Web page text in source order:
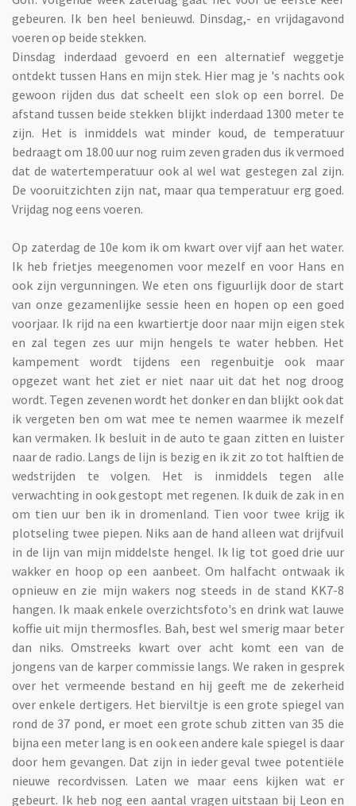
gebeuren. Ik ben heel benieuwd. Dinsdag,- en vrijdagavond
voeren op beide stekken.
Dinsdag inderdaad gevoerd en een alternatief weggetje
ontdekt tussen Hans en mijn stek. Hier mag je 's nachts ook
gewoon rijden dus dat scheelt een slok op een borrel. De
afstand tussen beide stekken blijkt inderdaad 1300 meter te
zijn. Het is inmiddels wat minder koud, de temperatuur
bedraagt om 18.00 uur nog ruim zeven graden dus ik vermoed
dat de watertemperatuur ook al wel wat gestegen zal zijn.
De vooruitzichten zijn nat, maar qua temperatuur erg goed.
Vrijdag nog eens voeren.
Op zaterdag de 10e kom ik om kwart over vijf aan het water.
Ik heb frietjes meegenomen voor mezelf en voor Hans en
ook zijn vergunningen. We eten ons figuurlijk door de start
van onze gezamenlijke sessie heen en hopen op een goed
voorjaar. Ik rijd na een kwartiertje door naar mijn eigen stek
en zal tegen zes uur mijn hengels te water hebben. Het
kampement wordt tijdens een regenbuitje ook maar
opgezet want het ziet er niet naar uit dat het nog droog
wordt. Tegen zevenen wordt het donker en dan blijkt ook dat
ik vergeten ben om wat mee te nemen waarmee ik mezelf
kan vermaken. Ik besluit in de auto te gaan zitten en luister
naar de radio. Langs de lijn is bezig en ik zit zo tot halftien de
wedstrijden te volgen. Het is inmiddels tegen alle
verwachting in ook gestopt met regenen. Ik duik de zak in en
om tien uur ben ik in dromenland. Tien voor twee krijg ik
plotseling twee piepen. Niks aan de hand alleen wat drijfvuil
in de lijn van mijn middelste hengel. Ik lig tot goed drie uur
wakker en hoop op een aanbeet. Om halfacht ontwaak ik
opnieuw en zie mijn wakers nog steeds in de stand KK7-8
hangen. Ik maak enkele overzichtsfoto's en drink wat lauwe
koffie uit mijn thermosfles. Bah, best wel smerig maar beter
dan niks. Omstreeks kwart over acht komt een van de
jongens van de karper commissie langs. We raken in gesprek
over het vermeende bestand en hij geeft me de zekerheid
over enkele dertigers. Het bierviltje is een grote spiegel van
rond de 37 pond, er moet een grote schub zitten van 35 die
bijna een meter lang is en ook een andere kale spiegel is daar
door hem gevangen. Dat zijn in ieder geval twee potentiële
nieuwe recordvissen. Laten we maar eens kijken wat er
gebeurt. Ik heb nog een aantal vragen uitstaan bij Leon en